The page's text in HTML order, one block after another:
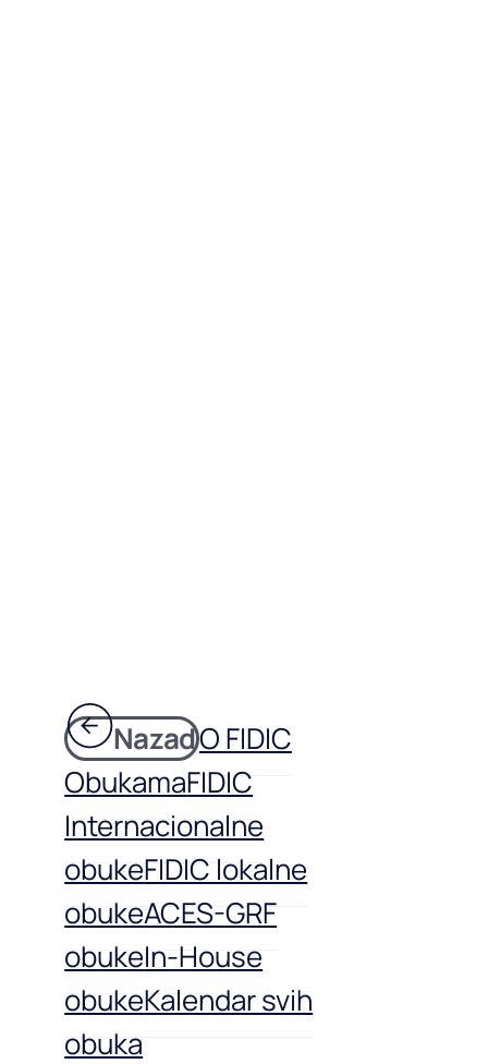
NazadO FIDIC
ObukamaFIDIC
Internacionalne
obukeFIDIC lokalne
obukeACES-GRF
obukeIn-House
obukeKalendar svih
obuka